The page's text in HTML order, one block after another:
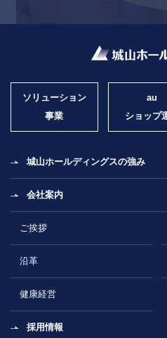
ソリューション
事業
au
ショップ
城山ホールディングスの強み
会社案内
ご挨拶
沿革
健康経営
採用情報